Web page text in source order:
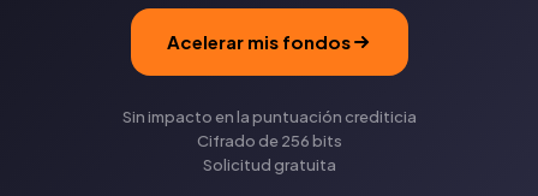
Acelerar mis fondos
Sin impacto en la puntuación crediticia
Cifrado de 256 bits
Solicitud gratuita